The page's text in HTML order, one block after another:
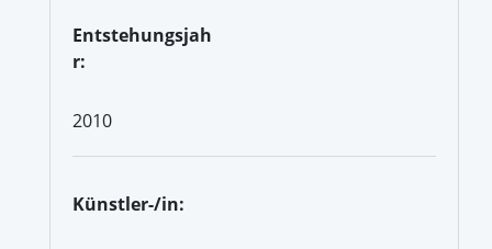
Entstehungsjah
r:
2010
Künstler-/in: